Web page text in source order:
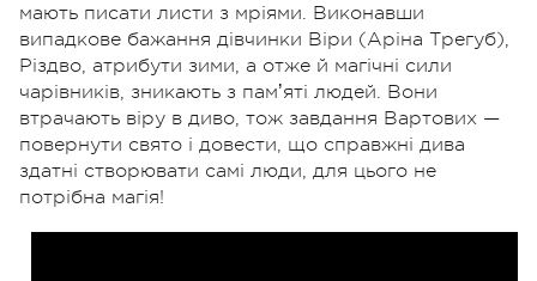
мають писати листи з мріями. Виконавши
випадкове бажання дівчинки Віри (Аріна Трегуб),
Різдво, атрибути зими, а отже й магічні сили
чарівників, зникають з памʼяті людей. Вони
втрачають віру в диво, тож завдання Вартових —
повернути свято і довести, що справжні дива
здатні створювати самі люди, для цього не
потрібна магія!